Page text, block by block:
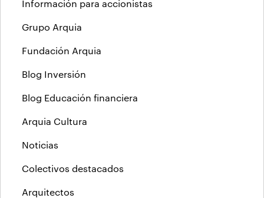
Información para accionistas
Grupo Arquia
Fundación Arquia
Blog Inversión
Blog Educación financiera
Arquia Cultura
Noticias
Colectivos destacados
Arquitectos